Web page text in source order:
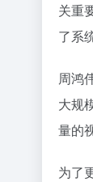
关重
了系
周鸿
大规
量的
为了